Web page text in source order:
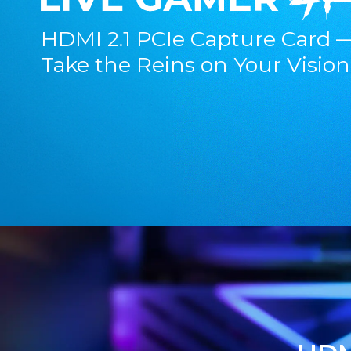
HDMI 2.1 PCIe Capture Card
Take the Reins on Your Vision